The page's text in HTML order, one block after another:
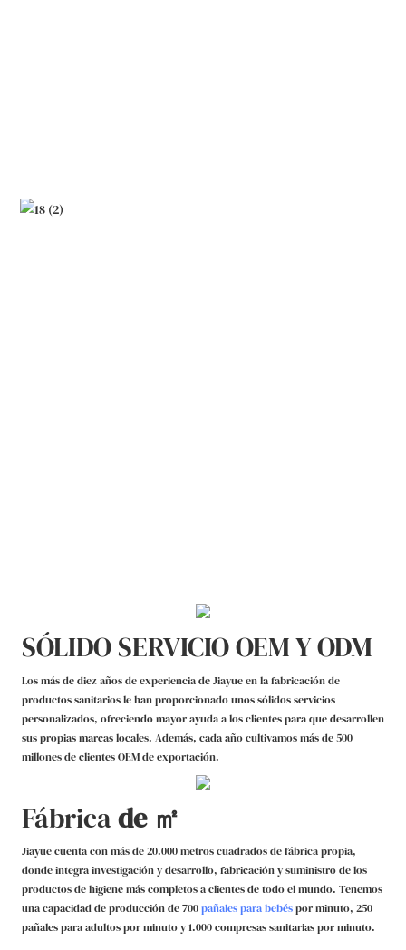
SÓLIDO SERVICIO OEM Y ODM
Los más de diez años de experiencia de Jiayue en la fabricación de
productos sanitarios le han proporcionado unos sólidos servicios
personalizados, ofreciendo mayor ayuda a los clientes para que desarrollen
sus propias marcas locales. Además, cada año cultivamos más de 500
millones de clientes OEM de exportación.
Fábricade ㎡
Jiayue cuenta con más de 20.000 metros cuadrados de fábrica propia,
donde integra investigación y desarrollo, fabricación y suministro de los
productos de higiene más completos a clientes de todo el mundo. Tenemos
una capacidad de producción de 700pañales para bebéspor minuto, 250
pañales para adultos por minuto y1.000compresas sanitariaspor minuto.